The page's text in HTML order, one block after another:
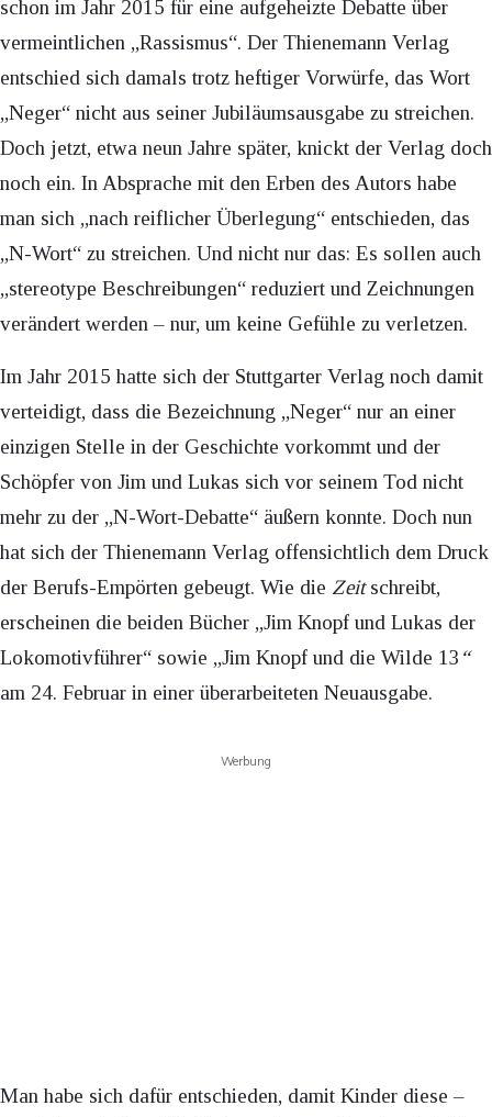
schon im Jahr 2015 für eine aufgeheizte Debatte über
vermeintlichen „Rassismus“. Der Thienemann Verlag
entschied sich damals trotz heftiger Vorwürfe, das Wort
„Neger“ nicht aus seiner Jubiläumsausgabe zu streichen.
Doch jetzt, etwa neun Jahre später, knickt der Verlag doch
noch ein. In Absprache mit den Erben des Autors habe
man sich „nach reiflicher Überlegung“ entschieden, das
„N-Wort“ zu streichen. Und nicht nur das: Es sollen auch
„stereotype Beschreibungen“ reduziert und Zeichnungen
verändert werden – nur, um keine Gefühle zu verletzen.
Im Jahr 2015 hatte sich der Stuttgarter Verlag noch damit
verteidigt, dass die Bezeichnung „Neger“ nur an einer
einzigen Stelle in der Geschichte vorkommt und der
Schöpfer von Jim und Lukas sich vor seinem Tod nicht
mehr zu der „N-Wort-Debatte“ äußern konnte. Doch nun
hat sich der Thienemann Verlag offensichtlich dem Druck
der Berufs-Empörten gebeugt. Wie die Zeitschreibt,
erscheinen die beiden Bücher „Jim Knopf und Lukas der
Lokomotivführer“ sowie „Jim Knopf und die Wilde 13 “
am 24. Februar in einer überarbeiteten Neuausgabe.
Werbung
Man habe sich dafür entschieden, damit Kinder diese –